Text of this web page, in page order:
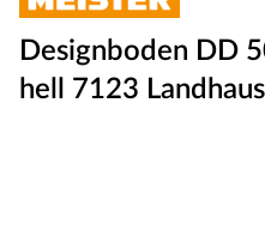
Designboden DD
hell 7123